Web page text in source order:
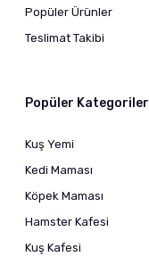
Popüler Ürünler
Teslimat Takibi
Popüler Kategoriler
Kuş Yemi
Kedi Maması
Köpek Maması
Hamster Kafesi
Kuş Kafesi